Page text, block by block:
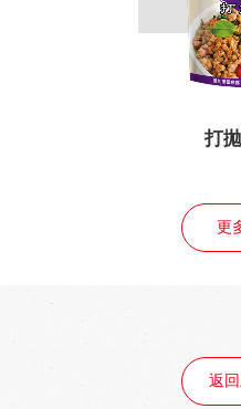
打
更
返